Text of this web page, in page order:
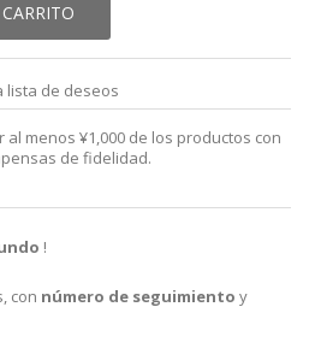
lista de deseos
menos ¥1,000 de los productos con
de fidelidad.
!
con número de seguimiento y